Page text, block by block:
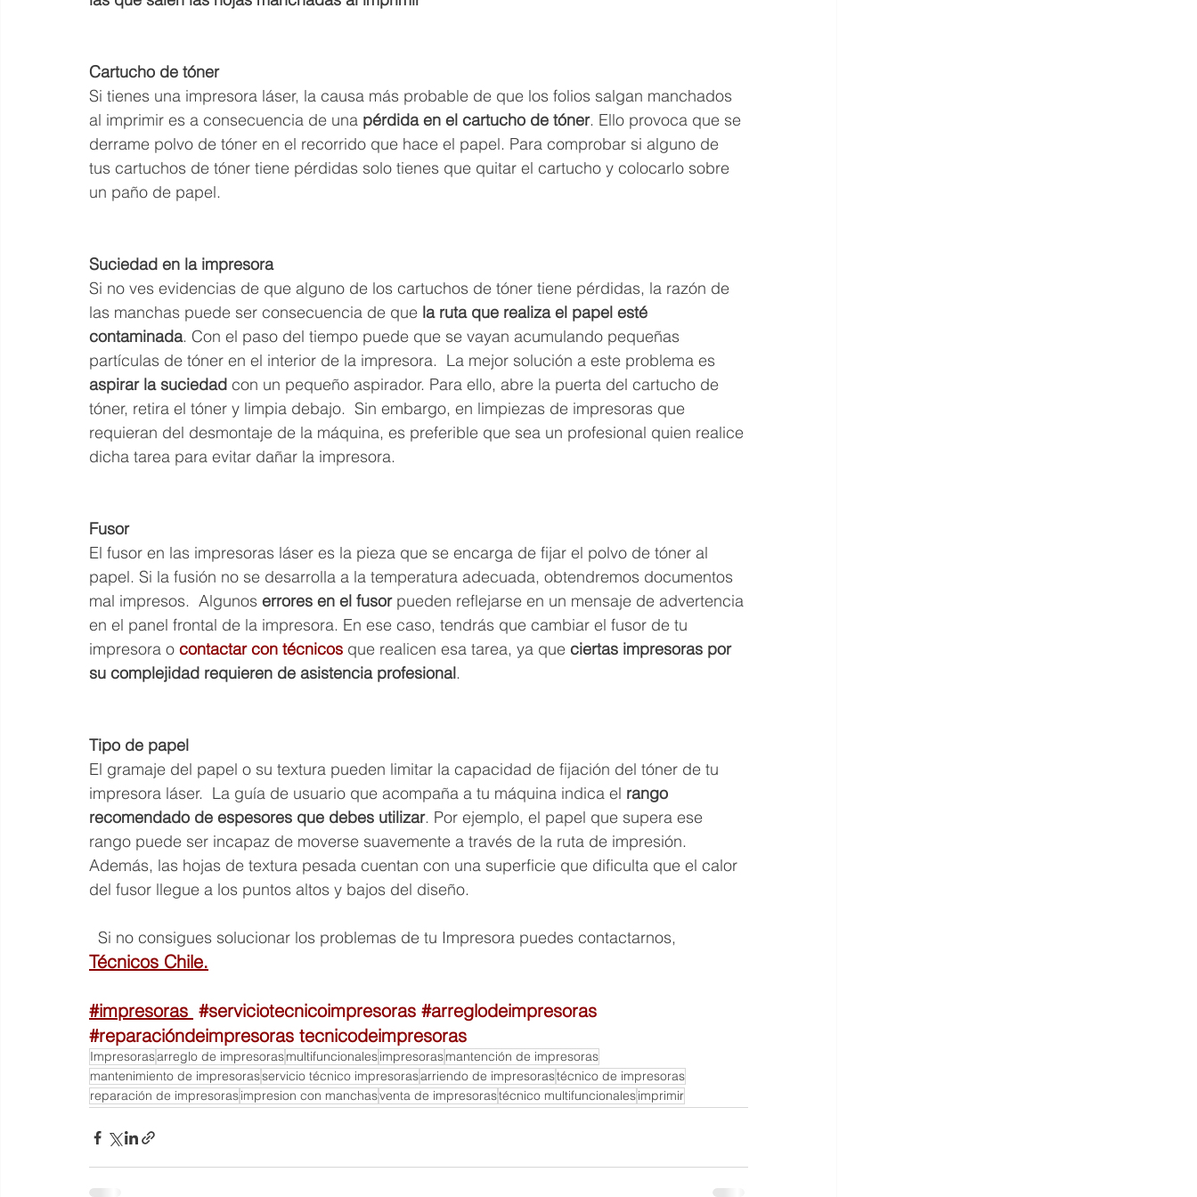
Cartucho de tóner
Si tienes una impresora láser, la causa más probable de que los folios salgan manchados
al imprimir es a consecuencia de una pérdida en el cartucho de tóner. Ello provoca que se
derrame polvo de tóner en el recorrido que hace el papel. Para comprobar si alguno de
tus cartuchos de tóner tiene pérdidas solo tienes que quitar el cartucho y colocarlo sobre
un paño de papel.
Suciedad en la impresora
Si no ves evidencias de que alguno de los cartuchos de tóner tiene pérdidas, la razón de
las manchas puede ser consecuencia de que la ruta que realiza el papel esté
contaminada. Con el paso del tiempo puede que se vayan acumulando pequeñas
partículas de tóner en el interior de la impresora.  La mejor solución a este problema es
aspirar la suciedad con un pequeño aspirador. Para ello, abre la puerta del cartucho de
tóner, retira el tóner y limpia debajo.  Sin embargo, en limpiezas de impresoras que
requieran del desmontaje de la máquina, es preferible que sea un profesional quien realice
dicha tarea para evitar dañar la impresora.
Fusor
El fusor en las impresoras láser es la pieza que se encarga de fijar el polvo de tóner al
papel. Si la fusión no se desarrolla a la temperatura adecuada, obtendremos documentos
mal impresos.  Algunos errores en el fusor pueden reflejarse en un mensaje de advertencia
en el panel frontal de la impresora. En ese caso, tendrás que cambiar el fusor de tu
impresora o contactar con técnicos que realicen esa tarea, ya que ciertas impresoras por
su complejidad requieren de asistencia profesional.
Tipo de papel
El gramaje del papel o su textura pueden limitar la capacidad de fijación del tóner de tu
impresora láser.  La guía de usuario que acompaña a tu máquina indica el rango
recomendado de espesores que debes utilizar. Por ejemplo, el papel que supera ese
rango puede ser incapaz de moverse suavemente a través de la ruta de impresión.
Además, las hojas de textura pesada cuentan con una superficie que dificulta que el calor
del fusor llegue a los puntos altos y bajos del diseño.
  Si no consigues solucionar los problemas de tu Impresora puedes contactarnos,
Técnicos Chile.
#impresoras #serviciotecnicoimpresoras #arreglodeimpresoras
#reparacióndeimpresoras tecnicodeimpresoras
Impresorasarreglo de impresorasmultifuncionalesimpresorasmantención de impresoras
mantenimiento de impresorasservicio técnico impresorasarriendo de impresorastécnico de impresoras
reparación de impresorasimpresion con manchasventa de impresorastécnico multifuncionalesimprimir